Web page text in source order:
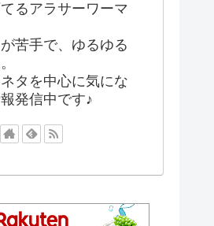
るアラサーワーマ
苦手で、ゆるゆる
タを中心に気にな
発信中です♪